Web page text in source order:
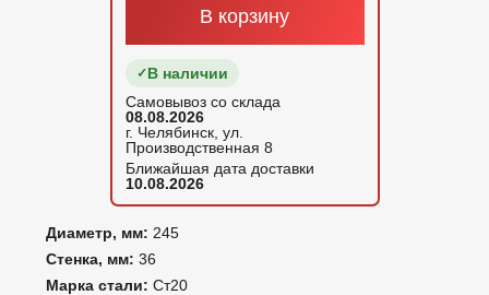
Диаметр, мм: 245
Стенка, мм: 36
Марка стали: Ст20
В корзину
В наличии
Самовывоз со склада
08.08.2026
г. Челябинск, ул.
Производственная 8
Ближайшая дата доставки
10.08.2026